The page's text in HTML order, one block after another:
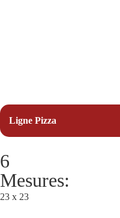
Ligne Pizza
6
Mesures:
23 x 23